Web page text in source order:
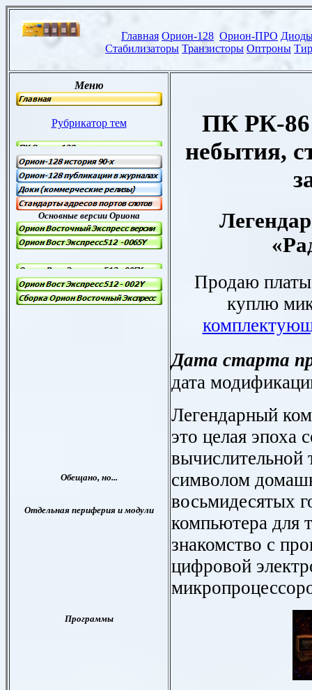
ПК РК-
небытия,
Продаю
куплю
Дата старта
дата
Легендарный
это целая эпоха
вычислительной
символом
восьмидесятых
компьютера для
знакомство с
цифровой